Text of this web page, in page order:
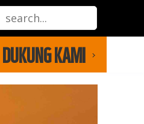
DUKUNG KAMI